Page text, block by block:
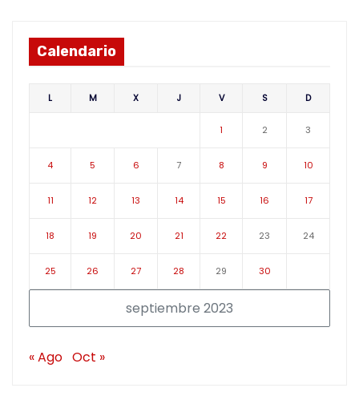
Calendario
septiembre 2023
L M X J V S D
1 2 3
4 5 6 7 8 9 10
11 12 13 14 15 16 17
18 19 20 21 22 23 24
25 26 27 28 29 30
« Ago Oct »